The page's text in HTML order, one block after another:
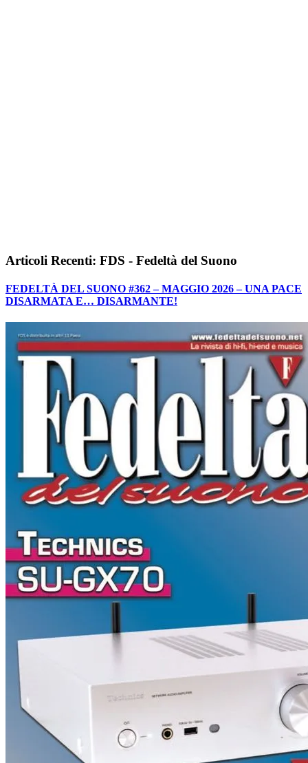
Articoli Recenti: FDS - Fedeltà del Suono
FEDELTÀ DEL SUONO #362 – MAGGIO 2026 – UNA PACE
DISARMATA E… DISARMANTE!